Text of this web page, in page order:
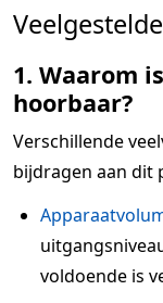
1. Waarom
hoorbaar?
Verschillende
bijdragen aan dit
voldoende is